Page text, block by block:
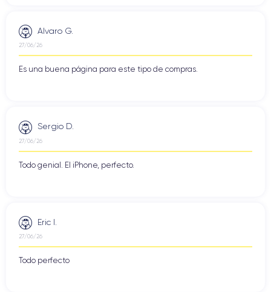
Alvaro G.
27/06/26
Es una buena página para este tipo de compras.
Sergio D.
27/06/26
Todo genial. El iPhone, perfecto.
Eric I.
27/06/26
Todo perfecto